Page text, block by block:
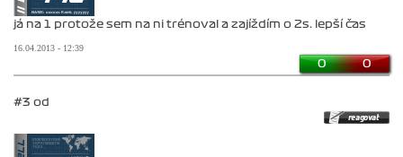
já na 1 protože sem na ni trénoval a zajíždím o 2s. lepší čas
16.04.2013 - 12:39
0 0
#3 od